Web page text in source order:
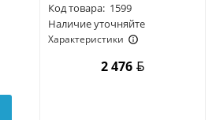
Код товара: 1599
Наличие уточняйте
Характеристики
2 476